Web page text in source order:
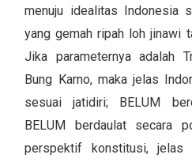
menuju idealitas Indonesia
yang gemah ripah loh jinawi
Jika parameternya adalah
Bung Karno, maka jelas
sesuai jatidiri; BELUM
BELUM berdaulat secara
perspektif konstitusi, jelas